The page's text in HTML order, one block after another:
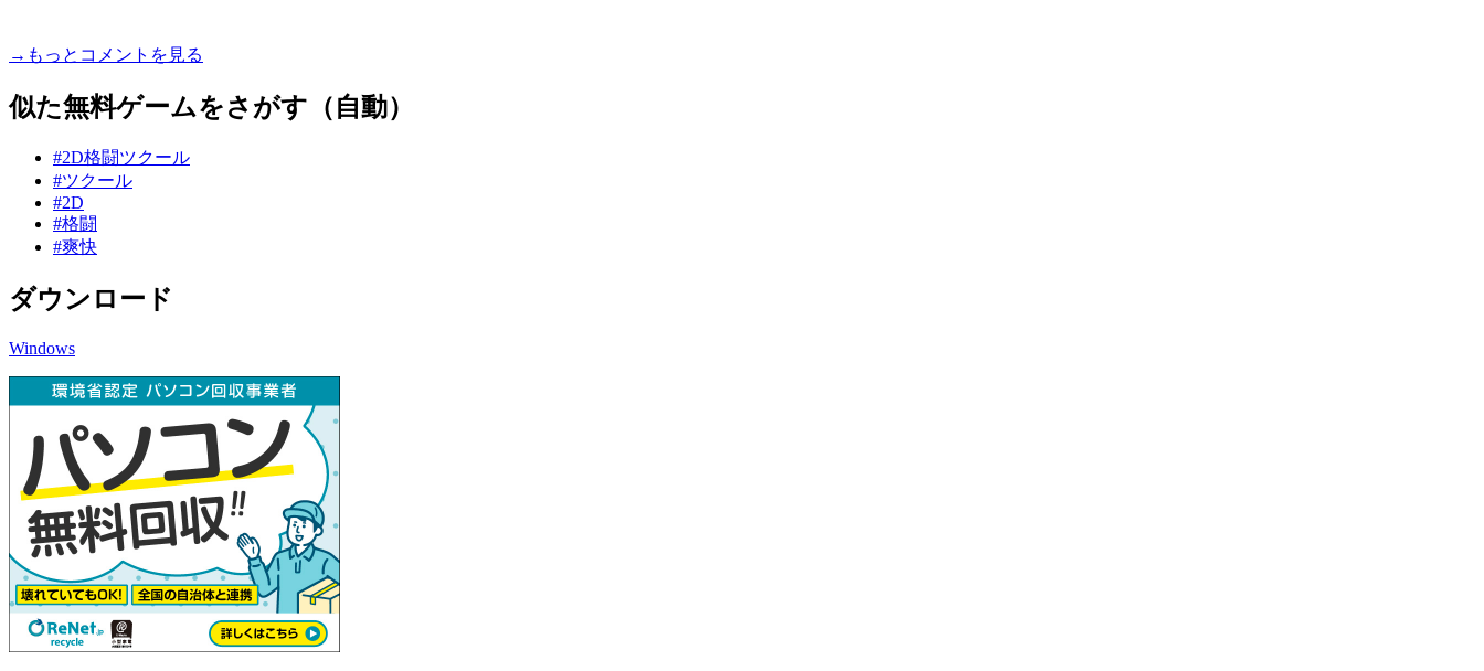
→もっとコメントを見る
似た無料ゲームをさがす（自動）
#2D格闘ツクール
#ツクール
#2D
#格闘
#爽快
ダウンロード
Windows